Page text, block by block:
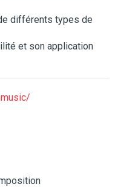
différents types de
et son application